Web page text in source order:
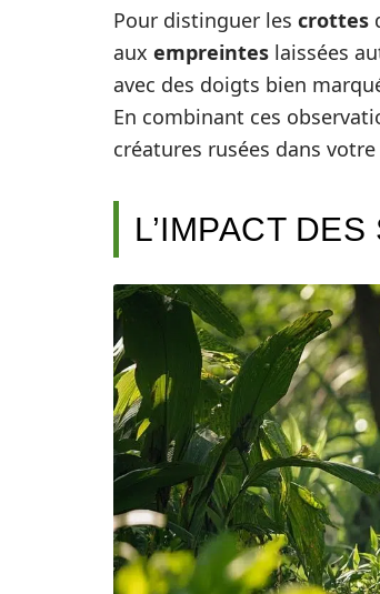
Pour distinguer les crottes
aux empreintes laissées
avec des doigts bien
En combinant ces
créatures rusées dans votre
L’IMPACT